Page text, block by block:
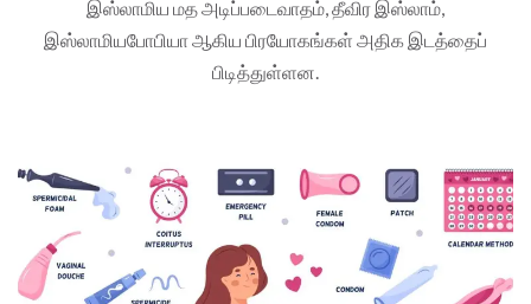
இஸ்லாமிய மத அடிப்படைவாதம், தீவிர இஸ்லாம்,
இஸ்லாமியபோபியா ஆகிய பிரயோகங்கள் அதிக இடத்தைப்
பிடித்துள்ளன.